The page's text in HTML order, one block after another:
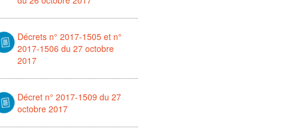
Décrets n° 2017-1505 et n°
2017-1506 du 27 octobre
2017
Décret n° 2017-1509 du 27
octobre 2017